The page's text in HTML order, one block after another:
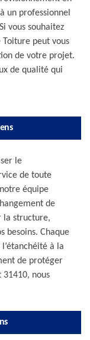
un professionnel
vous souhaitez
peut vous
de votre projet.
de qualité qui
le
de toute
équipe
de
la structure,
besoins. Chaque
à la
de protéger
31410, nous